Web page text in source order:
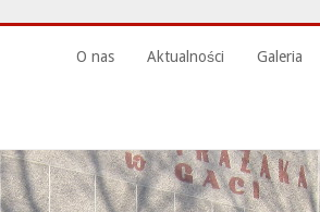
O nas Aktualności Galeria